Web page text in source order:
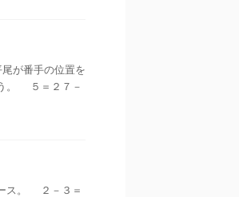
が番手の位置を
。 ５＝２７－
ス。 ２－３＝